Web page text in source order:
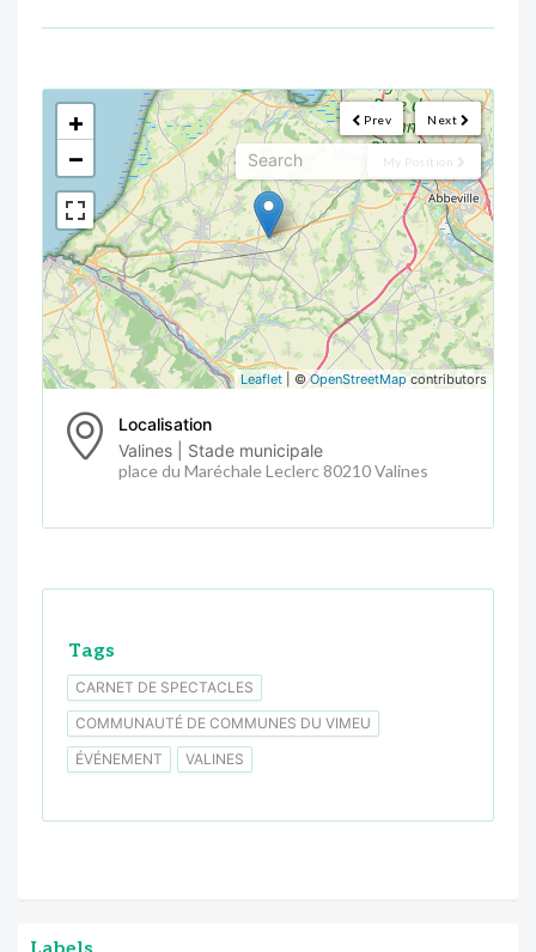
Next
Prev
My Position
<!---->
+
−
Leaflet | ©OpenStreetMapcontributors
Localisation
Valines | Stade municipale
place du Maréchale Leclerc 80210 Valines
Tags
CARNET DE SPECTACLES
COMMUNAUTÉ DE COMMUNES DU VIMEU
ÉVÉNEMENT
VALINES